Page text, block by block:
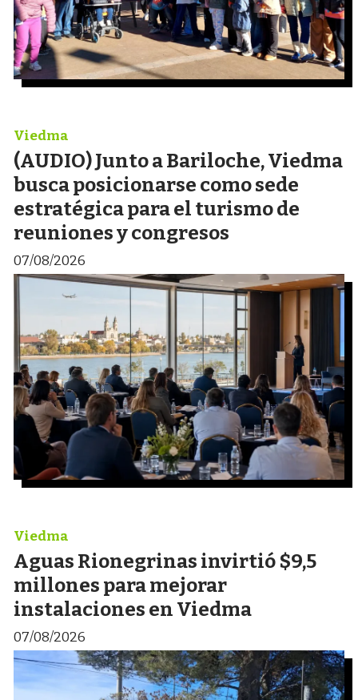
(AUDIO) Junto a Bariloche, Viedma
busca posicionarse como sede
estratégica para el turismo de
reuniones y congresos
Viedma
07/08/2026
Aguas Rionegrinas invirtió $9,5
millones para mejorar
instalaciones en Viedma
Viedma
07/08/2026